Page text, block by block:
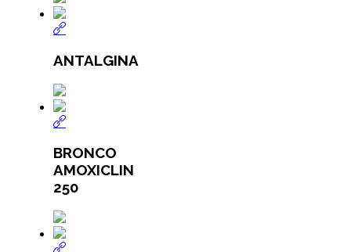
ANTALGINA
BRONCO
AMOXICLIN
250